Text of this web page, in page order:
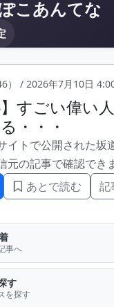
こあんてな
） / 2026年7月10日
】すごい偉い
・・・
イトで公開された坂
元の記事で確認でき
あとで読む 記
事へ
す
を探す